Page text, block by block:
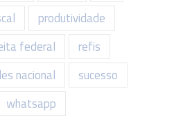
produtividade
federal
refis
nacional
sucesso
whatsapp